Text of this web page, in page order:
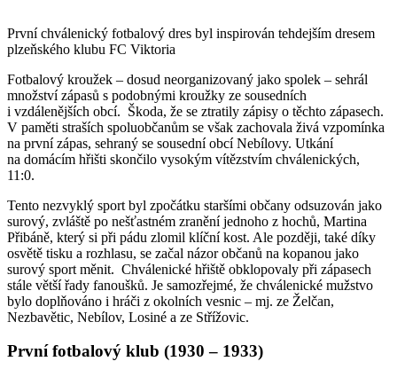
První chválenický fotbalový dres byl inspirován tehdejším dresem
plzeňského klubu FC Viktoria
Fotbalový kroužek – dosud neorganizovaný jako spolek – sehrál
množství zápasů s podobnými kroužky ze sousedních
i vzdálenějších obcí. Škoda, že se ztratily zápisy o těchto zápasech.
V paměti straších spoluobčanům se však zachovala živá vzpomínka
na první zápas, sehraný se sousední obcí Nebílovy. Utkání
na domácím hřišti skončilo vysokým vítězstvím chválenických,
11:0.
Tento nezvyklý sport byl zpočátku staršími občany odsuzován jako
surový, zvláště po nešťastném zranění jednoho z hochů, Martina
Přibáně, který si při pádu zlomil klíční kost. Ale později, také díky
osvětě tisku a rozhlasu, se začal názor občanů na kopanou jako
surový sport měnit. Chválenické hřiště obklopovaly při zápasech
stále větší řady fanoušků. Je samozřejmé, že chválenické mužstvo
bylo doplňováno i hráči z okolních vesnic – mj. ze Želčan,
Nezbavětic, Nebílov, Losiné a ze Střížovic.
První fotbalový klub (1930 – 1933)